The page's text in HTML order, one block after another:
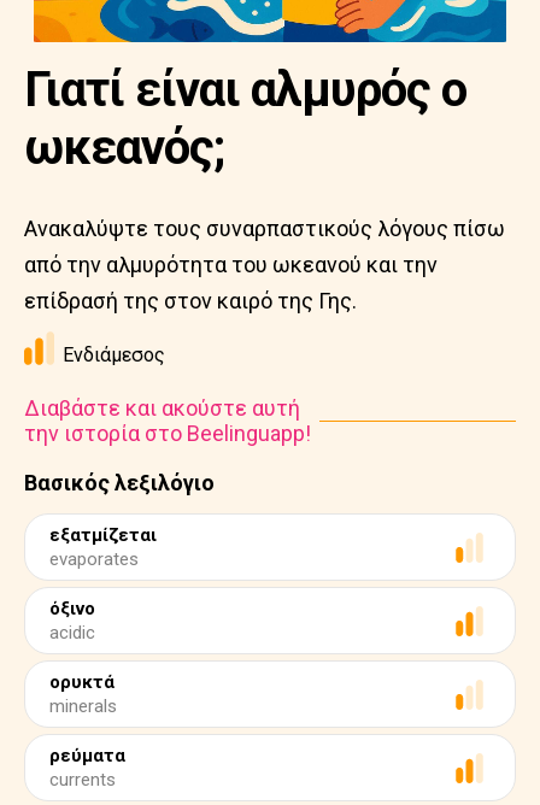
Βασικός λεξιλόγιο
εξατμίζεται
evaporates
όξινο
acidic
ορυκτά
minerals
ρεύματα
currents
Γιατί είναι αλμυρός ο
ωκεανός;
Ανακαλύψτε τους συναρπαστικούς λόγους πίσω
από την αλμυρότητα του ωκεανού και την
επίδρασή της στον καιρό της Γης.
Ενδιάμεσος
Διαβάστε και ακούστε αυτή
την ιστορία στο Beelinguapp!